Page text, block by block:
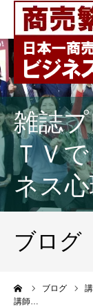
雑誌
ＴＶ
ネス
ブログ
ブログ
講師…